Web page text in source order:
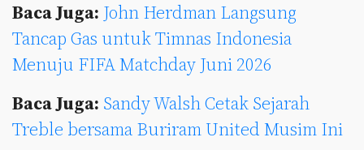
Baca Juga: John Herdman Langsung
Tancap Gas untuk Timnas Indonesia
Menuju FIFA Matchday Juni 2026
Baca Juga: Sandy Walsh Cetak Sejarah
Treble bersama Buriram United Musim Ini